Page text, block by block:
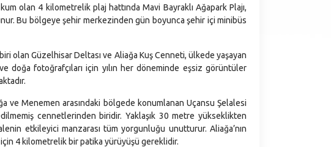
olan 4 kilometrelik plaj hattında Mavi Bayraklı Ağapark Plajı,
Bu bölgeye şehir merkezinden gün boyunca şehir içi minibüs
olan Güzelhisar Deltası ve Aliağa Kuş Cenneti, ülkede yaşayan
doğa fotoğrafçıları için yılın her döneminde eşsiz görüntüler
ve Menemen arasındaki bölgede konumlanan Uçansu Şelalesi
cennetlerinden biridir. Yaklaşık 30 metre yükseklikten
etkileyici manzarası tüm yorgunluğu unutturur. Aliağa’nın
4 kilometrelik bir patika yürüyüşü gereklidir.